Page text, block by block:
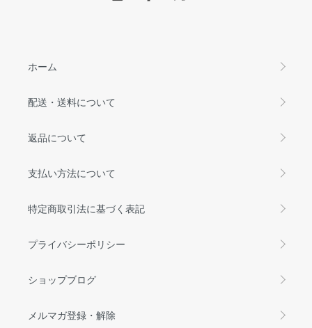
ホーム
配送・送料について
返品について
支払い方法について
特定商取引法に基づく表記
プライバシーポリシー
ショップブログ
メルマガ登録・解除